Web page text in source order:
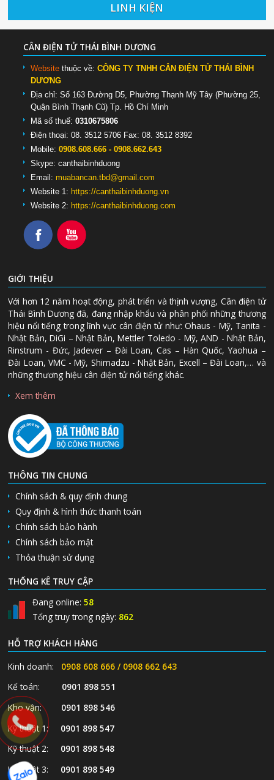
LINH KIỆN
CÂN ĐIỆN TỬ THÁI BÌNH DƯƠNG
Website thuộc về:CÔNG TY TNHH CÂN ĐIỆN TỬ THÁI BÌNH
DƯƠNG
Địa chỉ: Số 163 Đường D5, Phường Thạnh Mỹ Tây (Phường 25,
Quận Bình Thạnh Cũ) Tp. Hồ Chí Minh
Mã số thuế:0310675806
Điện thoại: 08. 3512 5706 Fax: 08. 3512 8392
Mobile: 0908.608.666 - 0908.662.643
Skype:canthaibinhduong
Email:muabancan.tbd@gmail.com
Website 1: https://canthaibinhduong.vn
Website 2: https://canthaibinhduong.com
GIỚI THIỆU
Với hơn 12 năm hoạt động, phát triển và thịnh vượng, Cân điện tử
Thái Bình Dương đã, đang nhập khẩu và phân phối những thương
hiệu nổi tiếng trong lĩnh vực cân điện tử như: Ohaus - Mỹ, Tanita -
Nhật Bản, DiGi – Nhật Bản, Mettler Toledo - Mỹ, AND - Nhật Bản,
Rinstrum - Đức, Jadever – Đài Loan, Cas – Hàn Quốc, Yaohua –
Đài Loan, VMC - Mỹ, Shimadzu - Nhật Bản, Excell – Đài Loan,… và
những thương hiệu cân điện tử nổi tiếng khác.
Xem thêm
THÔNG TIN CHUNG
Chính sách & quy định chung
Quy định & hình thức thanh toán
Chính sách bảo hành
Chính sách bảo mật
Thỏa thuận sử dụng
THỐNG KÊ TRUY CẬP
Đang online:58
Tổng truy trong ngày: 862
HỖ TRỢ KHÁCH HÀNG
Kinh doanh:
0908 608 666 / 0908 662 643
Kế toán: 0901 898 551
Kho vận: 0901 898 546
Kỹ thuật 1: 0901 898 547
Kỹ thuật 2: 0901 898 548
Kỹ thuật 3: 0901 898 549